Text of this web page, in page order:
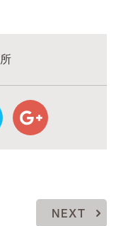
NEXT